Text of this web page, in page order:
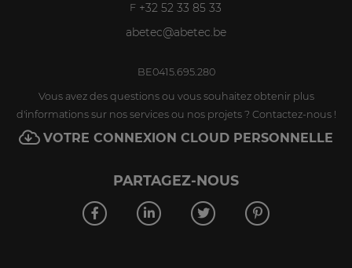
F +32 52 33 85 33
abetec@abetec.be
BE0415.695.280
Vous avez des questions ou vous souhaitez obtenir plus
d'informations sur nos services ou nos projets ? Contactez-nous !
VOTRE CONNEXION CLOUD PERSONNELLE
PARTAGEZ-NOUS